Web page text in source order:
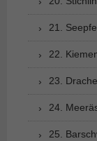
21.
22.
23.
24.
25.